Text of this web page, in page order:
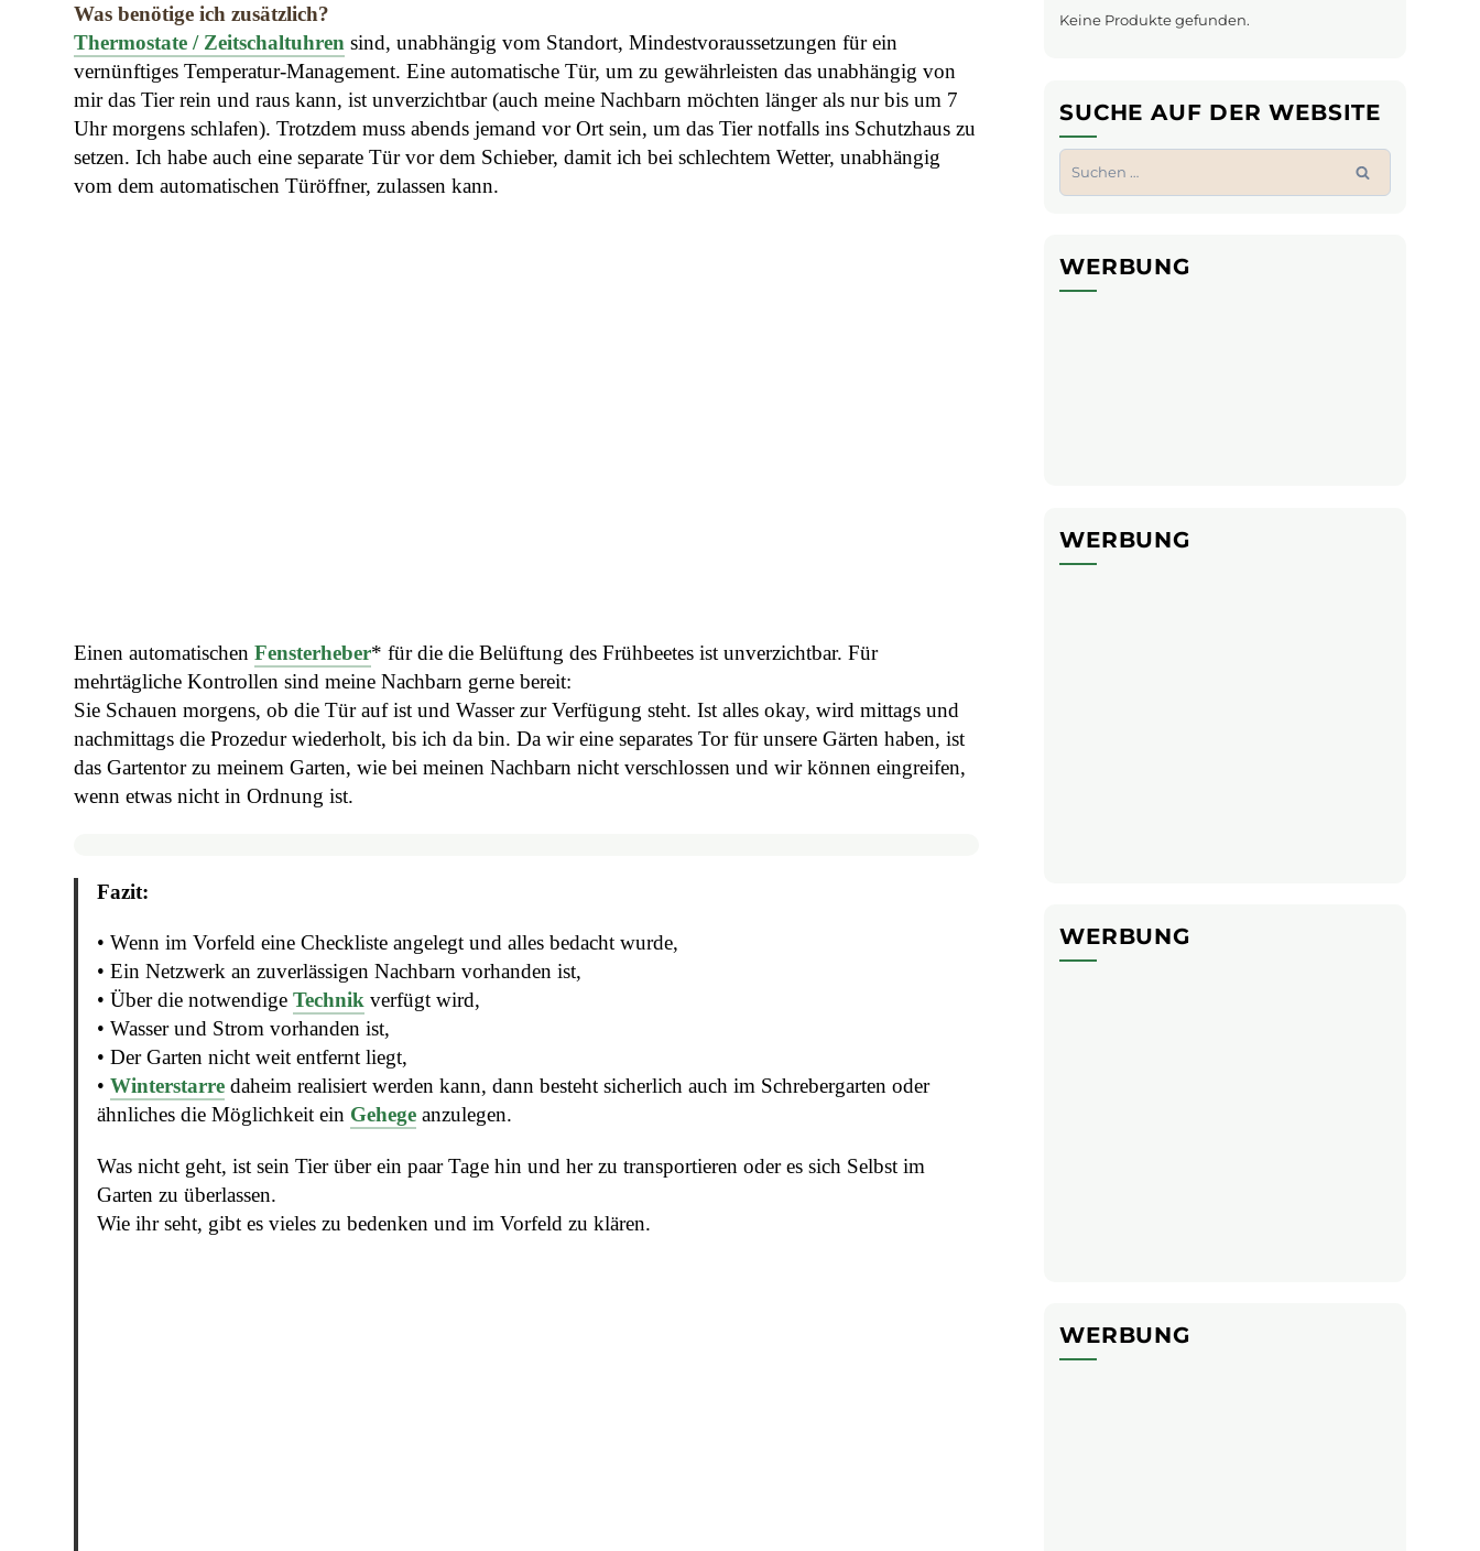
Was benötige ich zusätzlich?
Thermostate / Zeitschaltuhren sind, unabhängig vom Standort, Mindestvoraussetzungen für ein
vernünftiges Temperatur-Management. Eine automatische Tür, um zu gewährleisten das unabhängig von
mir das Tier rein und raus kann, ist unverzichtbar (auch meine Nachbarn möchten länger als nur bis um 7
Uhr morgens schlafen). Trotzdem muss abends jemand vor Ort sein, um das Tier notfalls ins Schutzhaus zu
setzen. Ich habe auch eine separate Tür vor dem Schieber, damit ich bei schlechtem Wetter, unabhängig
vom dem automatischen Türöffner, zulassen kann.
Einen automatischen Fensterheber* für die die Belüftung des Frühbeetes ist unverzichtbar. Für
mehrtägliche Kontrollen sind meine Nachbarn gerne bereit:
Sie Schauen morgens, ob die Tür auf ist und Wasser zur Verfügung steht. Ist alles okay, wird mittags und
nachmittags die Prozedur wiederholt, bis ich da bin. Da wir eine separates Tor für unsere Gärten haben, ist
das Gartentor zu meinem Garten, wie bei meinen Nachbarn nicht verschlossen und wir können eingreifen,
wenn etwas nicht in Ordnung ist.
Fazit:
• Wenn im Vorfeld eine Checkliste angelegt und alles bedacht wurde,
• Ein Netzwerk an zuverlässigen Nachbarn vorhanden ist,
• Über die notwendige Technik verfügt wird,
• Wasser und Strom vorhanden ist,
• Der Garten nicht weit entfernt liegt,
• Winterstarre daheim realisiert werden kann, dann besteht sicherlich auch im Schrebergarten oder
ähnliches die Möglichkeit ein Gehege anzulegen.
Was nicht geht, ist sein Tier über ein paar Tage hin und her zu transportieren oder es sich Selbst im
Garten zu überlassen.
Wie ihr seht, gibt es vieles zu bedenken und im Vorfeld zu klären.
Keine Produkte gefunden.
SUCHE AUF DER WEBSITE
Suchen
nach:
WERBUNG
WERBUNG
WERBUNG
WERBUNG